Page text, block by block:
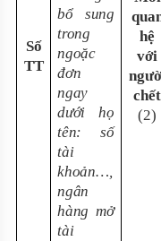
Số
TT
bổ sung
trong
ngoặc
đơn
ngay
dưới họ
tên: số
tài
khoản…,
ngân
hàng mở
tài
hệ
với
chết
(2)